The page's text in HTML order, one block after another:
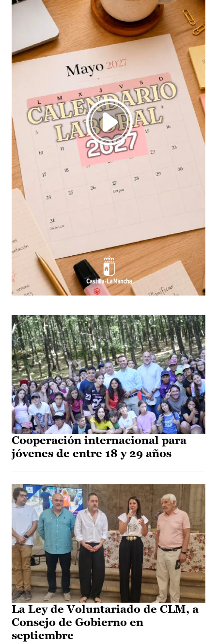
Cooperación internacional para
jóvenes de entre 18 y 29 años
La Ley de Voluntariado de CLM, a
Consejo de Gobierno en
septiembre